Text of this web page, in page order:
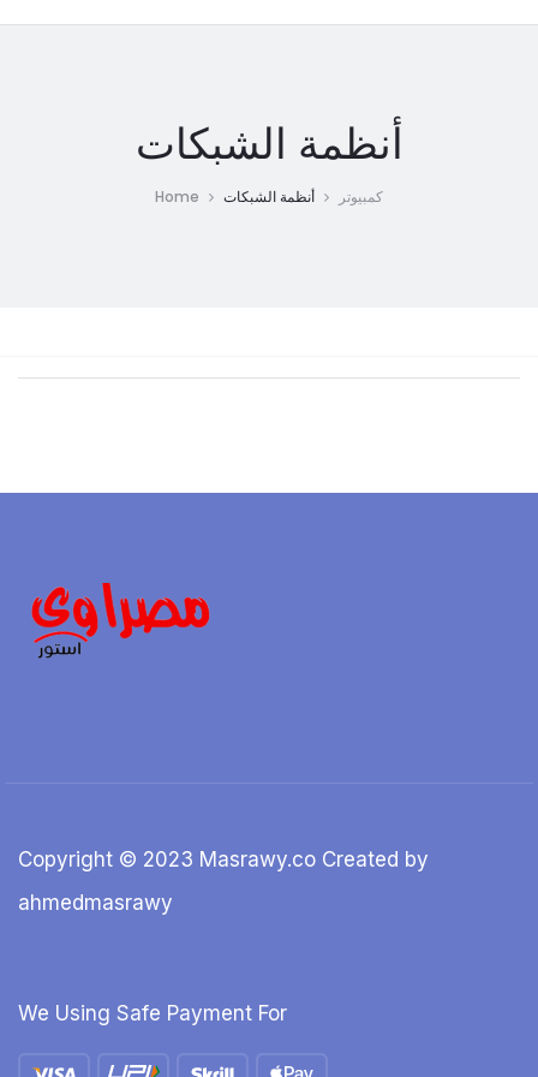
أنظمة الشبكات
Home كمبيوتر أنظمة الشبكات
Copyright © 2023 Masrawy.co Created by
ahmedmasrawy
We Using Safe Payment For